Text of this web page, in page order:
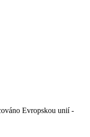
Evropskou unií -